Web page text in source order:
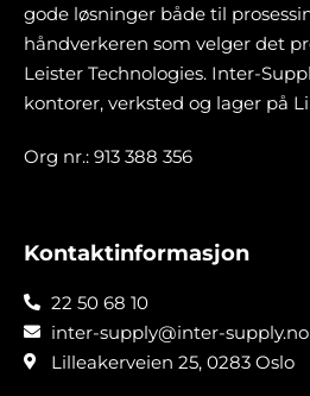
gode løsninger både til
håndverkeren som velger det
Leister Technologies. Inter-
kontorer, verksted og lager på
Org nr.: 913 388 356
Kontaktinformasjon
22 50 68 10
inter-supply@inter-supply.no
Lilleakerveien 25, 0283 Oslo